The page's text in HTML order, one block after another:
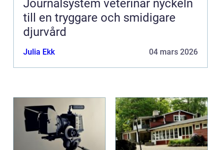
Journalsystem veterinär nyckeln
till en tryggare och smidigare
djurvård
Julia Ekk 04 mars 2026